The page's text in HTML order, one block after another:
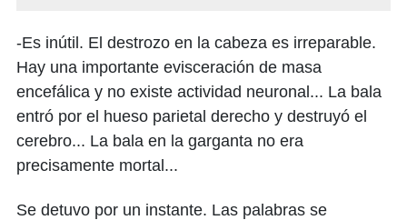
-Es inútil. El destrozo en la cabeza es irreparable.
Hay una importante evisceración de masa
encefálica y no existe actividad neuronal... La bala
entró por el hueso parietal derecho y destruyó el
cerebro... La bala en la garganta no era
precisamente mortal...
Se detuvo por un instante. Las palabras se